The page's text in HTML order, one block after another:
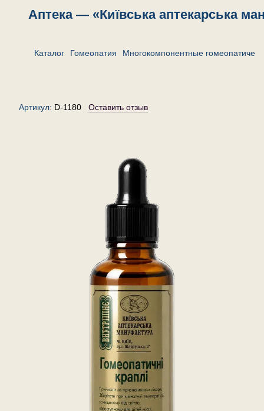
Аптека — «Київська аптекарська
Каталог Гомеопатия Многокомпонентные
Артикул: D-1180 Оставить отзыв